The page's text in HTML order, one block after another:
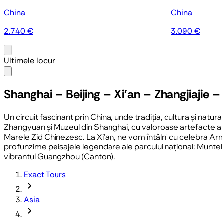
China
2.740 €
China
3.090 €
Ultimele locuri
Shanghai – Beijing – Xi'an – Zhangjiajie
Un circuit fascinant prin China, unde tradiția, cultura și
Zhangyuan și Muzeul din Shanghai, cu valoroase artefacte
Marele Zid Chinezesc. La Xi’an, ne vom întâlni cu celebra
profunzime peisajele legendare ale parcului național:
vibrantulGuangzhou (Canton).
Exact Tours
chevron_forward
Asia
chevron_forward